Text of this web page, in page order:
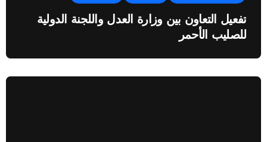
تفعيل التعاون بين وزارة العدل واللجنة الدولية
للصليب الأحمر